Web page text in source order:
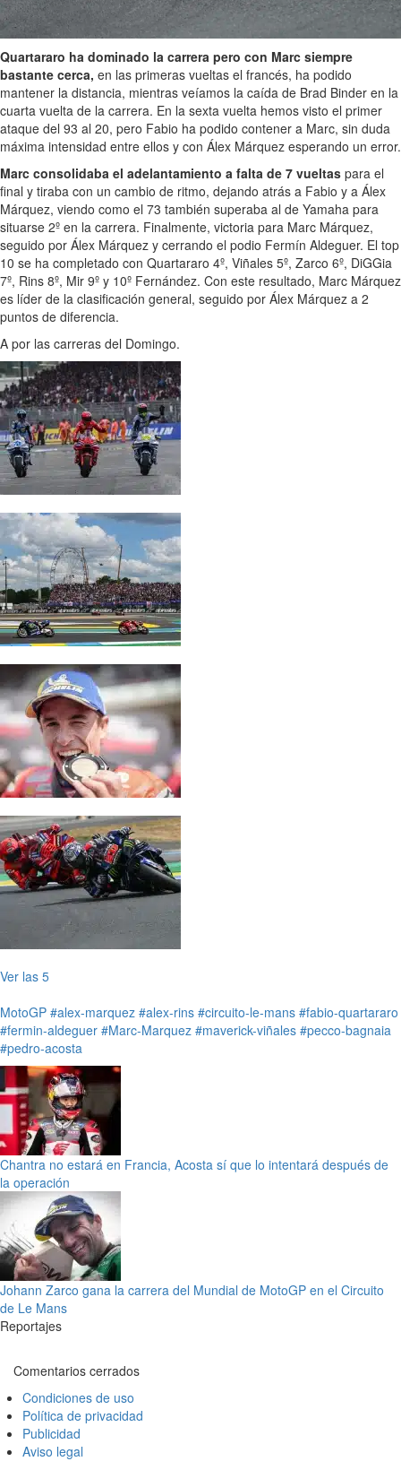
Quartararo ha dominado la carrera pero con Marc siempre
bastante cerca, en las primeras vueltas el francés, ha podido
mantener la distancia, mientras veíamos la caída de Brad Binder en la
cuarta vuelta de la carrera. En la sexta vuelta hemos visto el primer
ataque del 93 al 20, pero Fabio ha podido contener a Marc, sin duda
máxima intensidad entre ellos y con Álex Márquez esperando un error.
Marc consolidaba el adelantamiento a falta de 7 vueltas para el
final y tiraba con un cambio de ritmo, dejando atrás a Fabio y a Álex
Márquez, viendo como el 73 también superaba al de Yamaha para
situarse 2º en la carrera. Finalmente, victoria para Marc Márquez,
seguido por Álex Márquez y cerrando el podio Fermín Aldeguer. El top
10 se ha completado con Quartararo 4º, Viñales 5º, Zarco 6º, DiGGia
7º, Rins 8º, Mir 9º y 10º Fernández. Con este resultado, Marc Márquez
es líder de la clasificación general, seguido por Álex Márquez a 2
puntos de diferencia.
A por las carreras del Domingo.
Ver las 5
MotoGP #alex-marquez #alex-rins #circuito-le-mans #fabio-quartararo
#fermin-aldeguer #Marc-Marquez #maverick-viñales #pecco-bagnaia
#pedro-acosta
Chantra no estará en Francia, Acosta sí que lo intentará después de
la operación
Johann Zarco gana la carrera del Mundial de MotoGP en el Circuito
de Le Mans
Reportajes
Comentarios cerrados
Condiciones de uso
Política de privacidad
Publicidad
Aviso legal